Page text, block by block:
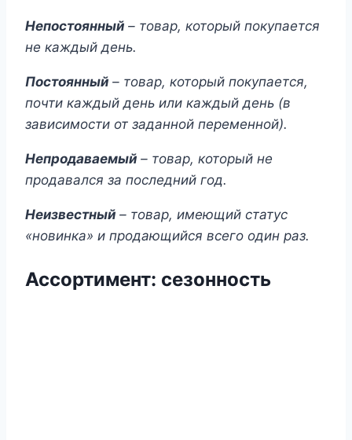
Непостоянный – товар, который покупается
не каждый день.
Постоянный – товар, который покупается,
почти каждый день или каждый день (в
зависимости от заданной переменной).
Непродаваемый – товар, который не
продавался за последний год.
Неизвестный – товар, имеющий статус
«новинка» и продающийся всего один раз.
Ассортимент: сезонность